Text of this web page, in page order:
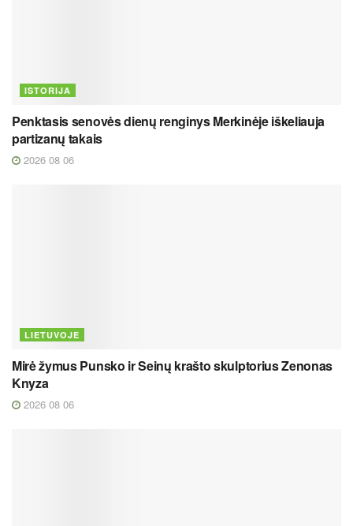
ISTORIJA
Penktasis senovės dienų renginys Merkinėje iškeliauja
partizanų takais
2026 08 06
LIETUVOJE
Mirė žymus Punsko ir Seinų krašto skulptorius Zenonas
Knyza
2026 08 06